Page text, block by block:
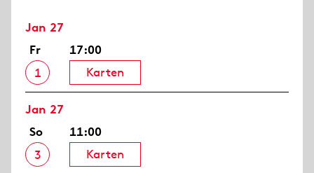
Jan 27
Fr
1
17:00
Karten
Jan 27
So
3
11:00
Karten